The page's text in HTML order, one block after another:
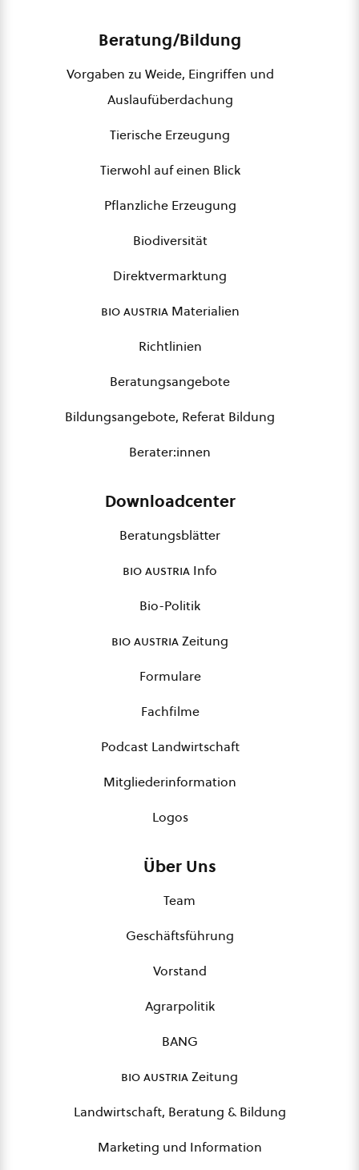
Beratung/Bildung
Vorgaben zu Weide, Eingriffen und
Auslaufüberdachung
Tierische Erzeugung
Tierwohl auf einen Blick
Pflanzliche Erzeugung
Biodiversität
Direktvermarktung
bio austriaMaterialien
Richtlinien
Beratungsangebote
Bildungsangebote, Referat Bildung
Berater:innen
Downloadcenter
Beratungsblätter
bio austria Info
Bio-Politik
bio austriaZeitung
Formulare
Fachfilme
Podcast Landwirtschaft
Mitgliederinformation
Logos
Über Uns
Team
Geschäftsführung
Vorstand
Agrarpolitik
BANG
bio austriaZeitung
Landwirtschaft, Beratung & Bildung
Marketing und Information